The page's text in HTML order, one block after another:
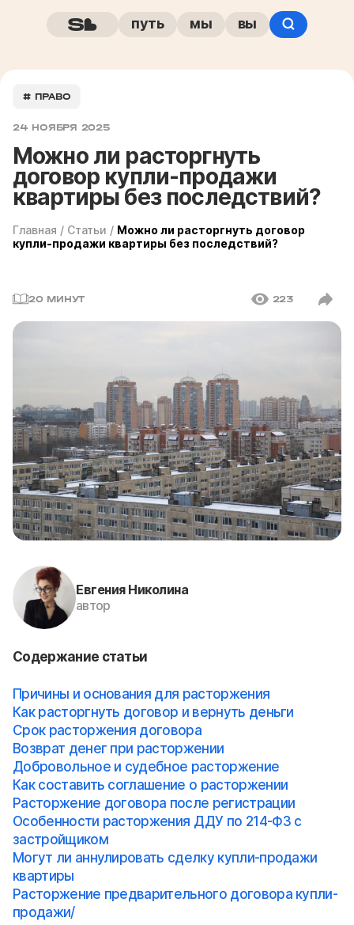
путь мы вы
# ПРАВО
24 НОЯБРЯ 2025
Можно ли расторгнуть
договор купли-продажи
квартиры без последствий?
Главная / Статьи / Можно ли расторгнуть договор
купли-продажи квартиры без последствий?
20 МИНУТ 223
Евгения Николина
автор
Содержание статьи
Причины и основания для расторжения
Как расторгнуть договор и вернуть деньги
Срок расторжения договора
Возврат денег при расторжении
Добровольное и судебное расторжение
Как составить соглашение о расторжении
Расторжение договора после регистрации
Особенности расторжения ДДУ по 214-ФЗ с
застройщиком
Могут ли аннулировать сделку купли-продажи
квартиры
Расторжение предварительного договора купли-
продажи/